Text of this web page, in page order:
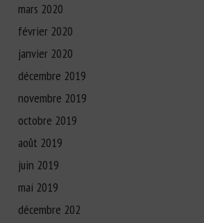
mars 2020
février 2020
janvier 2020
décembre 2019
novembre 2019
octobre 2019
août 2019
juin 2019
mai 2019
décembre 202